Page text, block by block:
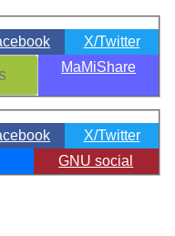
X/Twitter
MaMiShare
X/Twitter
GNU social